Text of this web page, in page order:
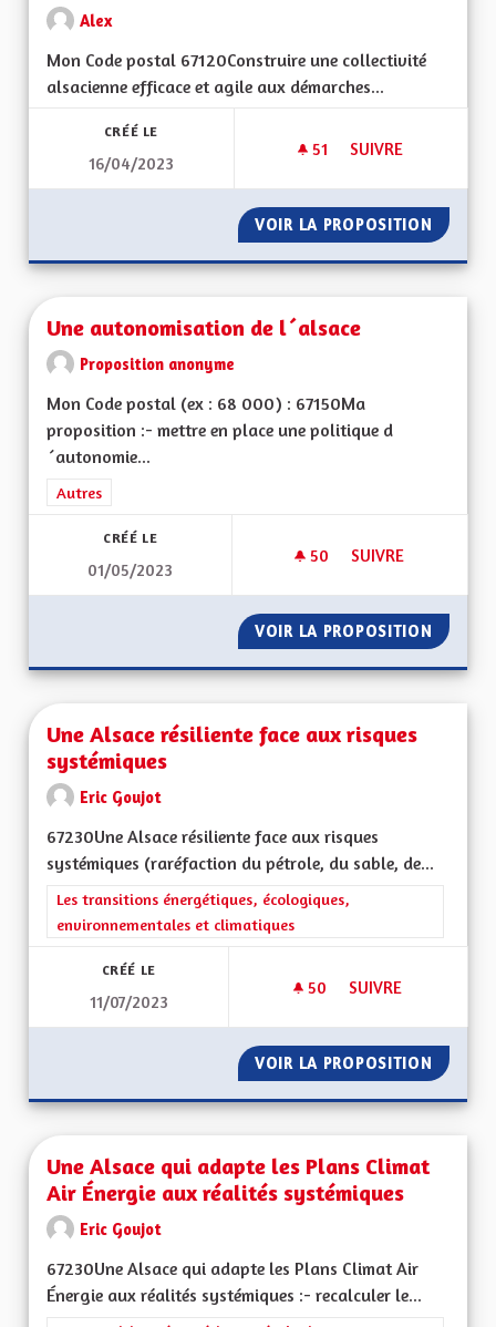
Alex
Mon Code postal 67120Construire une collectivité
alsacienne efficace et agile aux démarches...
CRÉÉ LE
16/04/2023
51 51 ABONNÉS
SUIVRE
VOIR LA PROPOSITION UNE
Une autonomisation de l´alsace
Proposition anonyme
Mon Code postal (ex : 68 000) : 67150Ma
proposition :- mettre en place une politique d
´autonomie...
Filtrer les résultats de la catégorie : Autres
Autres
CRÉÉ LE
01/05/2023
50 50 ABONNÉS
SUIVRE
VOIR LA PROPOSITION UNE
Une Alsace résiliente face aux risques
systémiques
Eric Goujot
67230Une Alsace résiliente face aux risques
systémiques (raréfaction du pétrole, du sable, de...
Filtrer les résultats de la catégorie : Les transitions
Les transitions énergétiques, écologiques,
environnementales et climatiques
CRÉÉ LE
11/07/2023
50 50 ABONNÉS
SUIVRE
VOIR LA PROPOSITION UNE
Une Alsace qui adapte les Plans Climat
Air Énergie aux réalités systémiques
Eric Goujot
67230Une Alsace qui adapte les Plans Climat Air
Énergie aux réalités systémiques :- recalculer le...